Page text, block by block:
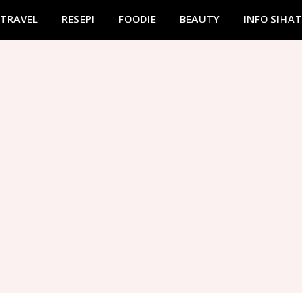
TRAVEL RESEPI FOODIE BEAUTY INFO SIHAT